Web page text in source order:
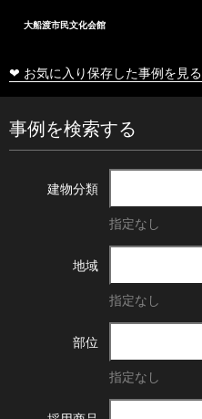
大船渡市民文化会館
❤ お気に入り保存した事例を見る
事例を検索する
建物分類
指定なし
地域
指定なし
部位
指定なし